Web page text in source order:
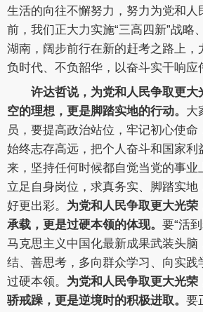
生活的向往不懈努力，努力为党和人
前，我们正大力实施“三高四新”战略
湖南，阔步前行在新的赶考之路上，
负时代、不负韶华，以奋斗实干响应
许达哲说， 为党和人民争取更
空的理想，更是脚踏实地的行动。 大
员，要提高政治站位，牢记初心使命
始终志存高远，把个人奋斗和国家利
来，坚持任何时候都自觉当党的事业
立足自身岗位，求真务实、脚踏实地
好更出彩。 为党和人民争取更大光
承载，更是过硬本领的体现。 要“活
马克思主义中国化最新成果武装头脑
结、善思考，多向群众学习、向实践
过硬本领。 为党和人民争取更大光
骄戒躁，更是逆境时的积极进取。 要